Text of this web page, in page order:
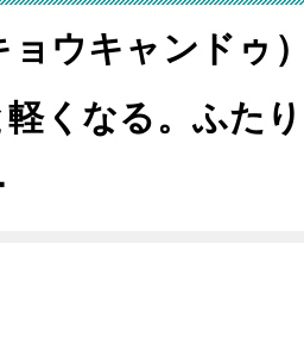
ウキャンドゥ
くなる。ふた